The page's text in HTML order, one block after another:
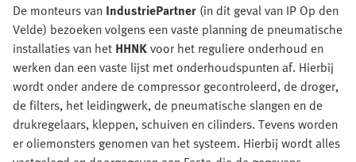
De monteurs van IndustriePartner (in dit geval van IP Op den
Velde) bezoeken volgens een vaste planning de pneumatische
installaties van het HHNKvoor het reguliere onderhoud en
werken dan een vaste lijst met onderhoudspunten af. Hierbij
wordt onder andere de compressor gecontroleerd, de droger,
de filters, het leidingwerk, de pneumatische slangen en de
drukregelaars, kleppen, schuiven en cilinders. Tevens worden
er oliemonsters genomen van het systeem. Hierbij wordt alles